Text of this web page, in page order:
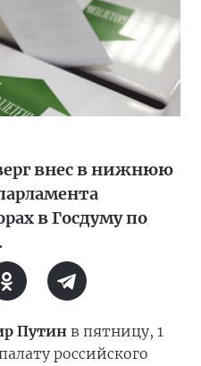
внес в нижнюю
в Госдуму по
Путин в пятницу, 1
российского